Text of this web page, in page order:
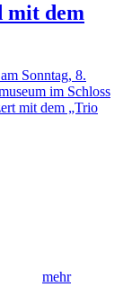
mit dem
Sonntag, 8.
im Schloss
mit dem „Trio
mehr